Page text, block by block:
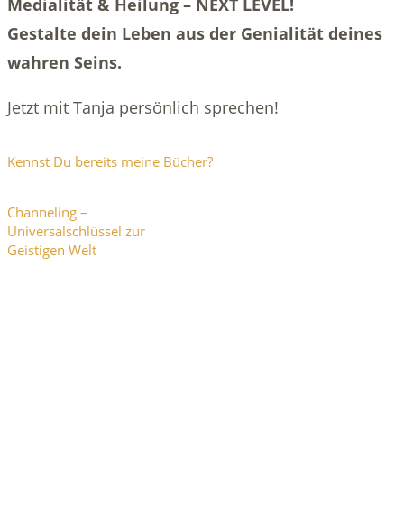
Gestalte dein Leben aus der Genialität deines
wahren Seins.
Jetzt mit Tanja persönlich sprechen!
Kennst Du bereits meine Bücher?
Channeling –
Universalschlüssel zur
Geistigen Welt